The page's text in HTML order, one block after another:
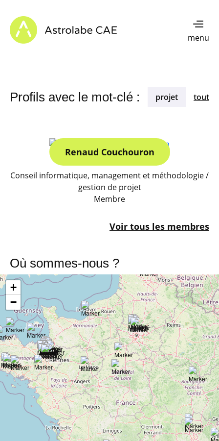
Astrolabe CAE - Home
menu
Profils avec le mot-clé : projet tout
Renaud Couchouron
Conseil informatique, management et méthodologie /
gestion de projet
Membre
Voir tous les membres
Où sommes-nous ?
+
−